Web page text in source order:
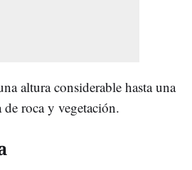
altura considerable hasta una
de roca y vegetación.